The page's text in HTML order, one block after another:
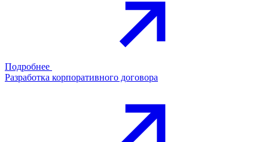
Подробнее
Разработка корпоративного договора